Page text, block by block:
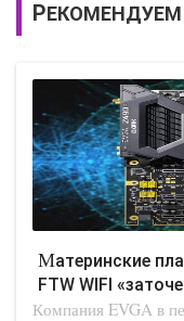
РЕКОМЕНДУЕМ
Материнские платы EVGA Z490 DARK и Z490
FTW WIFI
Компания EVGA в